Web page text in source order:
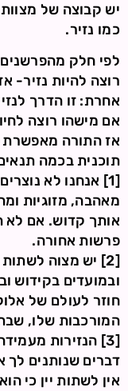
יש קבוצה של מצוות
כמו נזיר.
לפי חלק
רוצה להיות נזיר-
אחרת: זו הדרך
אם מישהו רוצה
אז התורה מאפשרת
תוכנית בכמה
[1] אנחנו לא
מאהבה, מזוגיות
אותך קדוש. אם לא
פרשות אחורה.
[2] יש מצוה
ובמועדים בקידוש
חוזר לעולם של
המורכבות שלו,
[3] הנזירות
דברים שנותנים לך
אין לשתות יין כי